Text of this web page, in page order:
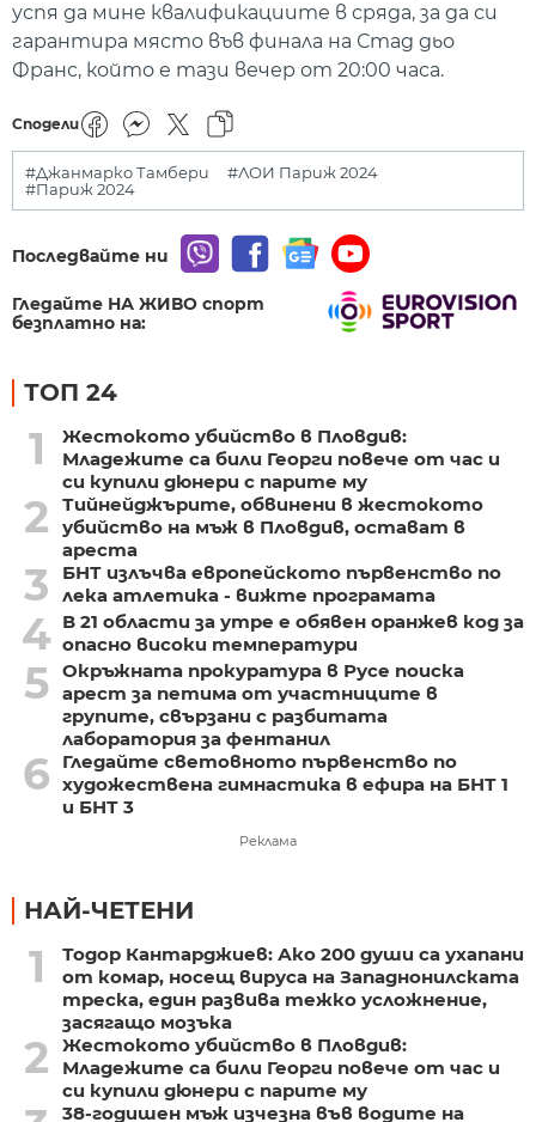
успя да мине квалификациите в сряда, за да си
гарантира място във финала на Стад дьо
Франс, който е тази вечер от 20:00 часа.
Сподели
#Джанмарко Тамбери
#ЛОИ Париж 2024
#Париж 2024
Последвайте ни
Гледайте НА ЖИВО спорт
безплатно на:
ТОП 24
1
Жестокото убийство в Пловдив:
Младежите са били Георги повече от час и
си купили дюнери с парите му
2
Тийнейджърите, обвинени в жестокото
убийство на мъж в Пловдив, остават в
ареста
3
БНТ излъчва европейското първенство по
лека атлетика - вижте програмата
4 В 21 области за утре е обявен оранжев код за
опасно високи температури
5 Окръжната прокуратура в Русе поиска
арест за петима от участниците в
групите, свързани с разбитата
лаборатория за фентанил
6
Гледайте световното първенство по
художествена гимнастика в ефира на БНТ 1
и БНТ 3
Реклама
НАЙ-ЧЕТЕНИ
1
Тодор Кантарджиев: Ако 200 души са ухапани
от комар, носещ вируса на Западнонилската
треска, един развива тежко усложнение,
засягащо мозъка
2
Жестокото убийство в Пловдив:
Младежите са били Георги повече от час и
си купили дюнери с парите му
38-годишен мъж изчезна във водите на